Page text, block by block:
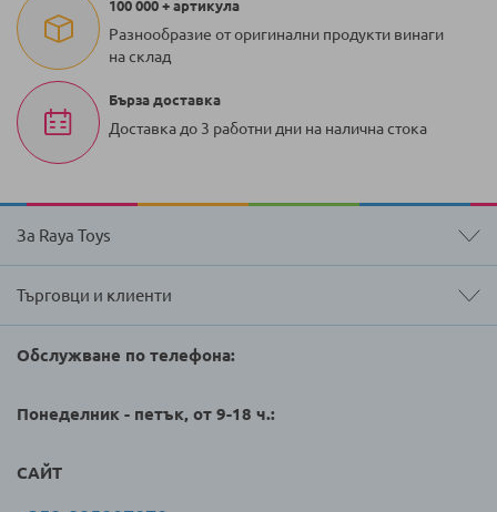
100 000 + артикула
Разнообразие от оригинални продукти винаги
на склад
Бърза доставка
Доставка до 3 работни дни на налична стока
За Raya Toys
Търговци и клиенти
Обслужване по телефона:
Понеделник - петък, от 9-18 ч.:
САЙТ